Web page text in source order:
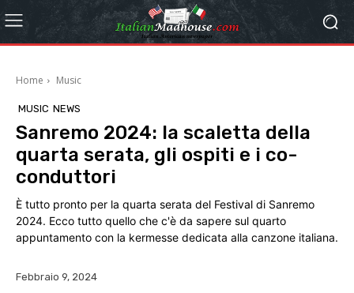
Home Music
MUSIC NEWS
Sanremo 2024: la scaletta della
quarta serata, gli ospiti e i co-
conduttori
È tutto pronto per la quarta serata del Festival di Sanremo
2024. Ecco tutto quello che c'è da sapere sul quarto
appuntamento con la kermesse dedicata alla canzone italiana.
Febbraio 9, 2024